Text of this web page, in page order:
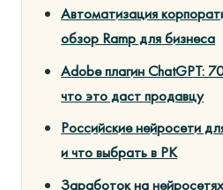
Автоматизация
обзор Ramp для бизнеса
Adobe плагин ChatGPT:
что это даст продавцу
Российские нейросети
и что выбрать в РК
Заработок на